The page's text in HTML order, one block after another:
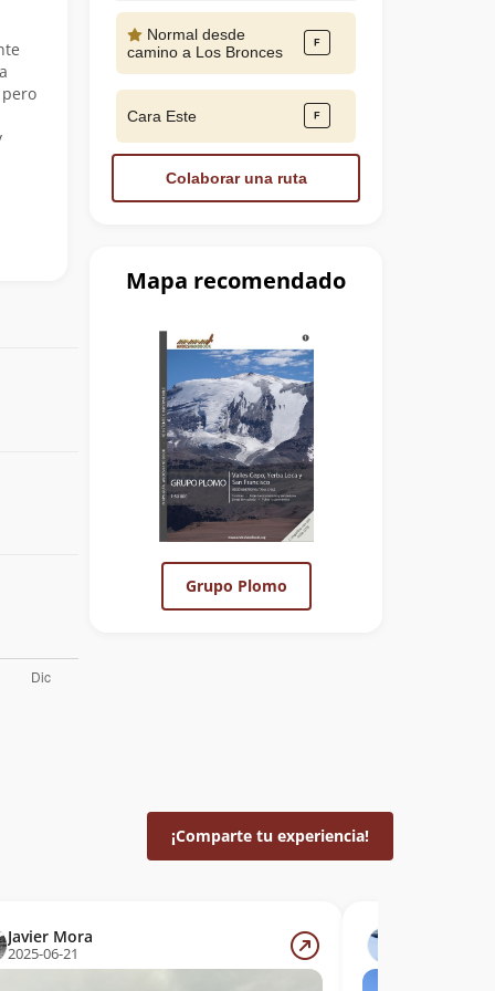
Normal desde
camino a Los Bronces
Cara Este
Colaborar una ruta
Mapa recomendado
Grupo Plomo
¡Comparte tu experiencia!
Javier Mora
2025-06-21